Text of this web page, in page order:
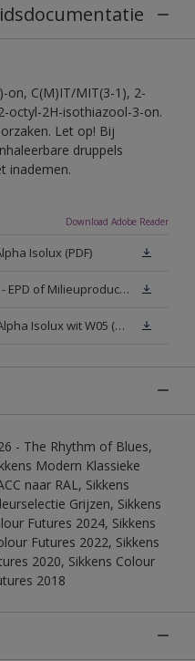
on, C(M)IT/MIT(3-1), 2-
octyl-2H-isothiazool-3-on.
Let op! Bij
druppels
inademen.
Download Adobe Reader
Isolux (PDF)
Sikkens Interior Wallpaints - EPD of Milieuproductverklaring
Veiligheidsinformatieblad Alpha Isolux wit W05 (SDS)
- The Rhythm of Blues,
Modern Klassieke
naar RAL, Sikkens
Grijzen, Sikkens
Futures 2024, Sikkens
Futures 2022, Sikkens
2020, Sikkens Colour
2018